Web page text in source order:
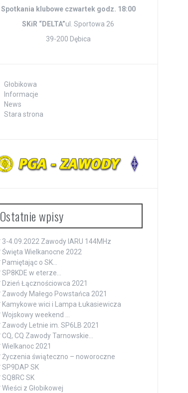
Spotkania klubowe czwartek godz. 18:00
SKiR “DELTA”ul. Sportowa 26
39-200 Dębica
Głobikowa
Informacje
News
Stara strona
Ostatnie wpisy
3-4.09.2022 Zawody IARU 144MHz
Święta Wielkanocne 2022
Pamiętając o SK…
SP8KDE w eterze…
Dzień Łącznościowca 2021
Zawody Małego Powstańca 2021
Kamykowe wici i Lampa Łukasiewicza
Wojskowy weekend …
Zawody Letnie im. SP6LB 2021
CQ, CQ Zawody Tarnowskie…
Wielkanoc 2021
Życzenia świąteczno – noworoczne
SP9DAP SK
SQ8RC SK
Wieści z Głobikowej